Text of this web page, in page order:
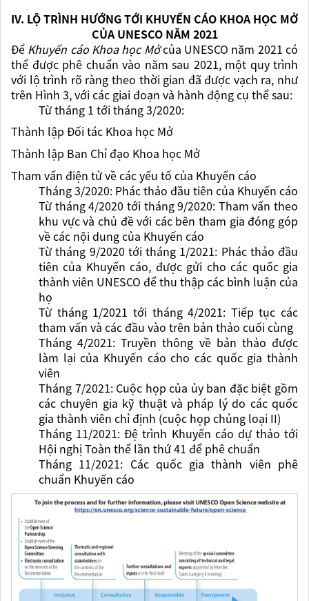
IV. LỘ TRÌNH HƯỚNG TỚI KHUYẾN CÁO KHOA HỌC MỞ
CỦA UNESCO NĂM 2021
Để Khuyến cáo Khoa học Mởcủa UNESCO năm 2021 có
thể được phê chuẩn vào năm sau 2021, một quy trình
với lộ trình rõ ràng theo thời gian đã được vạch ra, như
trên Hình 3, với các giai đoạn và hành động cụ thể sau:
Từ tháng 1 tới tháng 3/2020:
Thành lập Đối tác Khoa học Mở
Thành lập Ban Chỉ đạo Khoa học Mở
Tham vấn điện tử về các yếu tố của Khuyến cáo
Tháng 3/2020: Phác thảo đầu tiên của Khuyến cáo
Từ tháng 4/2020 tới tháng 9/2020: Tham vấn theo
khu vực và chủ đề với các bên tham gia đóng góp
về các nội dung của Khuyến cáo
Từ tháng 9/2020 tới tháng 1/2021: Phác thảo đầu
tiên của Khuyến cáo, được gửi cho các quốc gia
thành viên UNESCO để thu thập các bình luận của
họ
Từ tháng 1/2021 tới tháng 4/2021: Tiếp tục các
tham vấn và các đầu vào trên bản thảo cuối cùng
Tháng 4/2021: Truyền thông về bản thảo được
làm lại của Khuyến cáo cho các quốc gia thành
viên
Tháng 7/2021: Cuộc họp của ủy ban đặc biệt gồm
các chuyên gia kỹ thuật và pháp lý do các quốc
gia thành viên chỉ định (cuộc họp chủng loại II)
Tháng 11/2021: Đệ trình Khuyến cáo dự thảo tới
Hội nghị Toàn thể lần thứ 41 để phê chuẩn
Tháng 11/2021: Các quốc gia thành viên phê
chuẩn Khuyến cáo